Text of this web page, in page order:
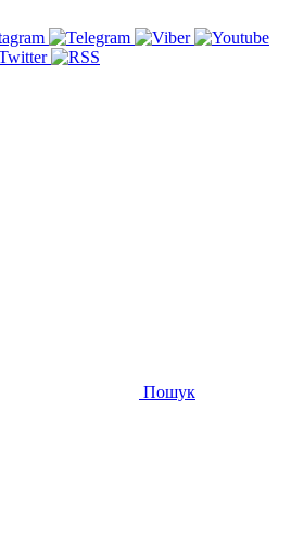
Пошук